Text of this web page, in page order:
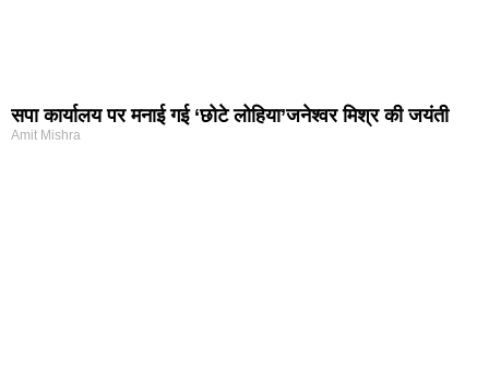
सपा कार्यालय पर मनाई गई ‘छोटे लोहिया’जनेश्वर मिश्र की जयंती
Amit Mishra